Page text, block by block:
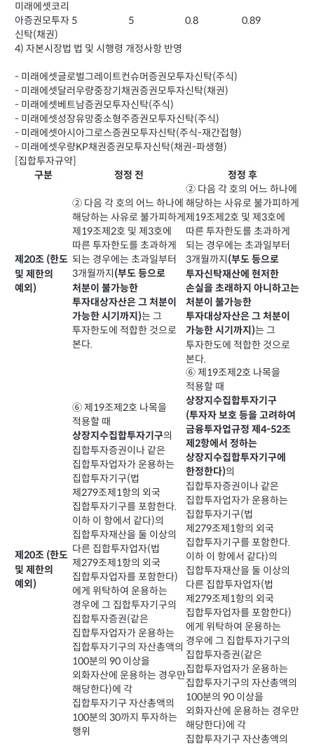
미래에셋코리
아증권모투자
신탁(채권)
5 5 0.8 0.89
4) 자본시장법 법 및 시행령 개정사항 반영
- 미래에셋글로벌그레이트컨슈머증권모투자신탁(주식)
- 미래에셋달러우량중장기채권증권모투자신탁(채권)
- 미래에셋베트남증권모투자신탁(주식)
- 미래에셋성장유망중소형주증권모투자신탁(주식)
- 미래에셋아시아그로스증권모투자신탁(주식-재간접형)
- 미래에셋우량KP채권증권모투자신탁(채권-파생형)
[집합투자규약]
구분
정정 전 정정 후
제20조 (한도
및 제한의
예외)
② 다음 각 호의 어느 하나에
해당하는 사유로 불가피하게
제19조제2호 및 제3호에
따른 투자한도를 초과하게
되는 경우에는 초과일부터
3개월까지 (부도 등으로
처분이 불가능한
투자대상자산은 그 처분이
가능한 시기까지)는 그
투자한도에 적합한 것으로
본다.
② 다음 각 호의 어느 하나에
해당하는 사유로 불가피하게
제19조제2호 및 제3호에
따른 투자한도를 초과하게
되는 경우에는 초과일부터
3개월까지 (부도 등으로
투자신탁재산에 현저한
손실을 초래하지 아니하고는
처분이 불가능한
투자대상자산은 그 처분이
가능한 시기까지)는 그
투자한도에 적합한 것으로
본다.
제20조 (한도
및 제한의
예외)
⑥ 제19조제2호 나목을
적용할 때
상장지수집합투자기구의
집합투자증권이나 같은
집합투자업자가 운용하는
집합투자기구(법
제279조제1항의 외국
집합투자기구를 포함한다.
이하 이 항에서 같다)의
집합투자재산을 둘 이상의
다른 집합투자업자(법
제279조제1항의 외국
집합투자업자를 포함한다)
에게 위탁하여 운용하는
경우에 그 집합투자기구의
집합투자증권(같은
집합투자업자가 운용하는
집합투자기구의 자산총액의
100분의 90 이상을
외화자산에 운용하는 경우만
해당한다)에 각
집합투자기구 자산총액의
100분의 30까지 투자하는
행위
⑥ 제19조제2호 나목을
적용할 때
상장지수집합투자기구
(투자자 보호 등을 고려하여
금융투자업규정 제4-52조
제2항에서 정하는
상장지수집합투자기구에
한정한다)의
집합투자증권이나 같은
집합투자업자가 운용하는
집합투자기구(법
제279조제1항의 외국
집합투자기구를 포함한다.
이하 이 항에서 같다)의
집합투자재산을 둘 이상의
다른 집합투자업자(법
제279조제1항의 외국
집합투자업자를 포함한다)
에게 위탁하여 운용하는
경우에 그 집합투자기구의
집합투자증권(같은
집합투자업자가 운용하는
집합투자기구의 자산총액의
100분의 90 이상을
외화자산에 운용하는 경우만
해당한다)에 각
집합투자기구 자산총액의